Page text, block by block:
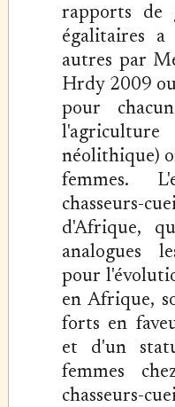
rapports de
égalitaires
autres par
Hrdy 2009
pour
néolithique)
femmes.
chasseurs-
d'Afrique,
analogues
pour
en Afrique,
forts en
et d'un
femmes
chasseurs-